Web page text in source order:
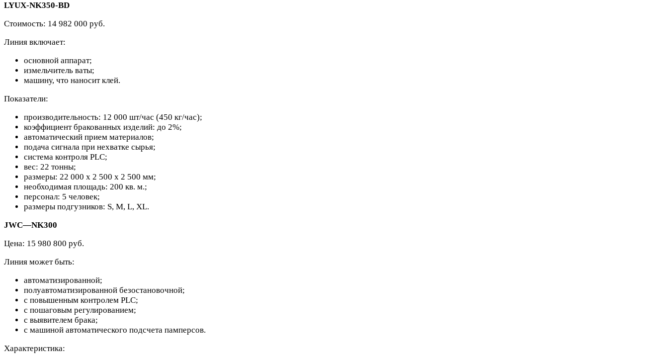
LYUX-NK350-BD
Стоимость: 14 982 000 руб.
Линия включает:
основной аппарат;
измельчитель ваты;
машину, что наносит клей.
Показатели:
производительность: 12 000 шт/час (450 кг/час);
коэффициент бракованных изделий: до 2%;
автоматический прием материалов;
подача сигнала при нехватке сырья;
система контроля PLC;
вес: 22 тонны;
размеры: 22 000 х 2 500 х 2 500 мм;
необходимая площадь: 200 кв. м.;
персонал: 5 человек;
размеры подгузников: S, M, L, XL.
JWC—NK300
Цена: 15 980 800 руб.
Линия может быть:
автоматизированной;
полуавтоматизированной безостановочной;
с повышенным контролем PLC;
с пошаговым регулированием;
с выявителем брака;
с машиной автоматического подсчета памперсов.
Характеристика: